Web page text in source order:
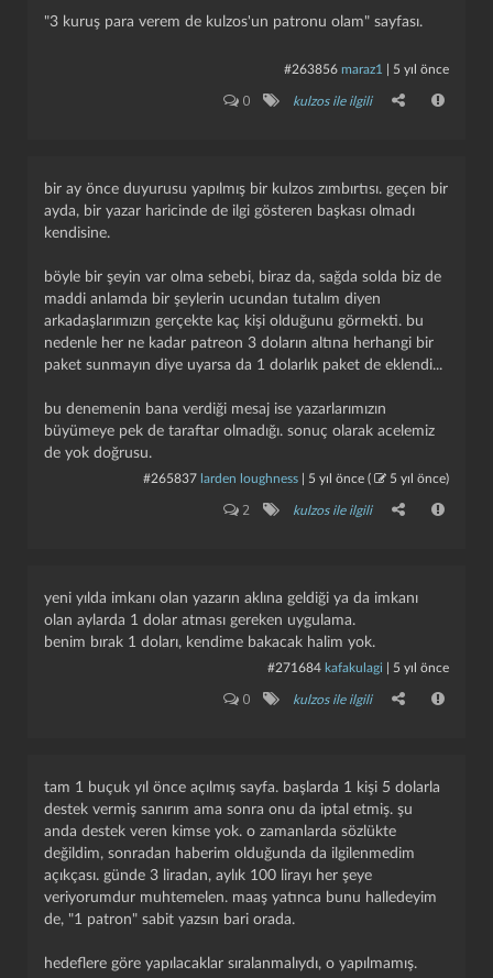
"3 kuruş para verem de kulzos'un patronu olam" sayfası.
#263856 maraz1 5 yıl önce
0 kulzos ile ilgili
bir ay önce duyurusu yapılmış bir kulzos zımbırtısı. geçen bir
ayda, bir yazar haricinde de ilgi gösteren başkası olmadı
kendisine.
böyle bir şeyin var olma sebebi, biraz da, sağda solda biz de
maddi anlamda bir şeylerin ucundan tutalım diyen
arkadaşlarımızın gerçekte kaç kişi olduğunu görmekti. bu
nedenle her ne kadar patreon 3 doların altına herhangi bir
paket sunmayın diye uyarsa da 1 dolarlık paket de eklendi...
bu denemenin bana verdiği mesaj ise yazarlarımızın
büyümeye pek de taraftar olmadığı. sonuç olarak acelemiz
de yok doğrusu.
#265837 larden loughness 5 yıl önce ( 5 yıl önce)
2 kulzos ile ilgili
yeni yılda imkanı olan yazarın aklına geldiği ya da imkanı
olan aylarda 1 dolar atması gereken uygulama.
benim bırak 1 doları, kendime bakacak halim yok.
#271684 kafakulagi 5 yıl önce
0 kulzos ile ilgili
tam 1 buçuk yıl önce açılmış sayfa. başlarda 1 kişi 5 dolarla
destek vermiş sanırım ama sonra onu da iptal etmiş. şu
anda destek veren kimse yok. o zamanlarda sözlükte
değildim, sonradan haberim olduğunda da ilgilenmedim
açıkçası. günde 3 liradan, aylık 100 lirayı her şeye
veriyorumdur muhtemelen. maaş yatınca bunu halledeyim
de, "1 patron" sabit yazsın bari orada.
hedeflere göre yapılacaklar sıralanmalıydı, o yapılmamış.
kapat kaydet